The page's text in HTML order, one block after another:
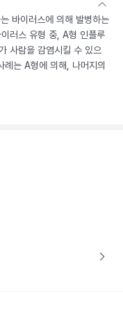
바이러스에 의해 발병하는
러스 유형 중, A형 인플루
사람을 감염시킬 수 있으
는 A형에 의해, 나머지의